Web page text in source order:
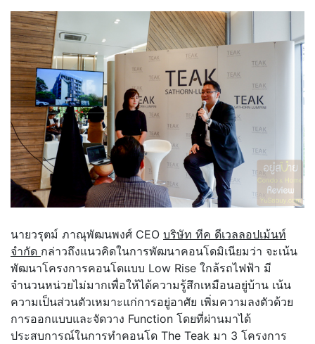
นายวรุตม์ ภาณุพัฒนพงศ์ CEO บริษัท ทีค ดีเวลลอปเม้นท์
จำกัด กล่าวถึงแนวคิดในการพัฒนาคอนโดมิเนียมว่า จะเน้น
พัฒนาโครงการคอนโดแบบ Low Rise ใกล้รถไฟฟ้า มี
จำนวนหน่วยไม่มากเพื่อให้ได้ความรู้สึกเหมือนอยู่บ้าน เน้น
ความเป็นส่วนตัวเหมาะแก่การอยู่อาศัย เพิ่มความลงตัวด้วย
การออกแบบและจัดวาง Function โดยที่ผ่านมาได้
ประสบการณ์ในการทำคอนโด The Teak มา 3 โครงการ